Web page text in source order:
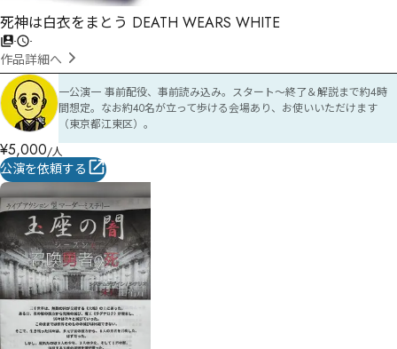
死神は白衣をまとう DEATH WEARS WHITE
- -
作品詳細へ
一公演一 事前配役、事前読み込み。スタート〜終了＆解説まで約4時
間想定。なお約40名が立って歩ける会場あり、お使いいただけます
（東京都江東区）。
¥5,000/人
公演を依頼する